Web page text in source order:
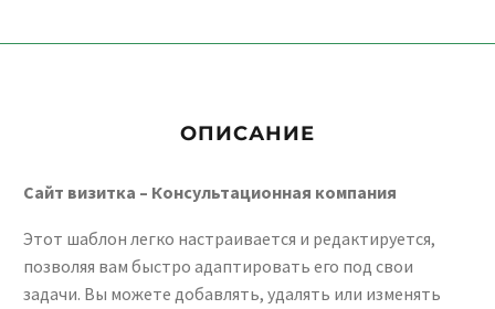
ОПИСАНИЕ
Сайт визитка – Консультационная компания
Этот шаблон легко настраивается и редактируется,
позволяя вам быстро адаптировать его под свои
задачи. Вы можете добавлять, удалять или изменять